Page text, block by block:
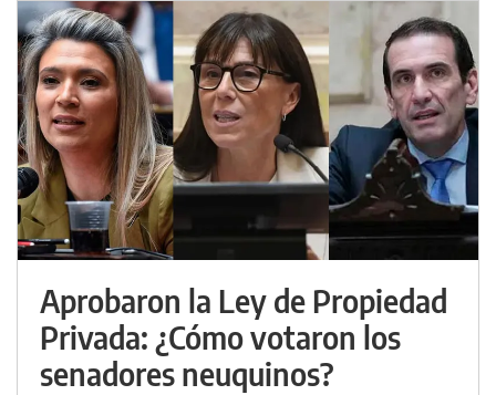
Aprobaron la Ley de Propiedad
Privada: ¿Cómo votaron los
senadores neuquinos?